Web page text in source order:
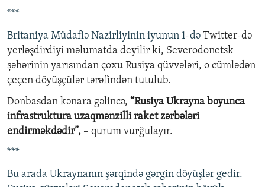
***
Britaniya Müdafiə Nazirliyinin iyunun 1-də Twitter-də
yerləşdirdiyi məlumatda deyilir ki, Severodonetsk
şəhərinin yarısından çoxu Rusiya qüvvələri, o cümlədən
çeçen döyüşçülər tərəfindən tutulub.
Donbasdan kənara gəlincə, “Rusiya Ukrayna boyunca
infrastruktura uzaqmənzilli raket zərbələri
endirməkdədir”, – qurum vurğulayır.
***
Bu arada Ukraynanın şərqində gərgin döyüşlər gedir.